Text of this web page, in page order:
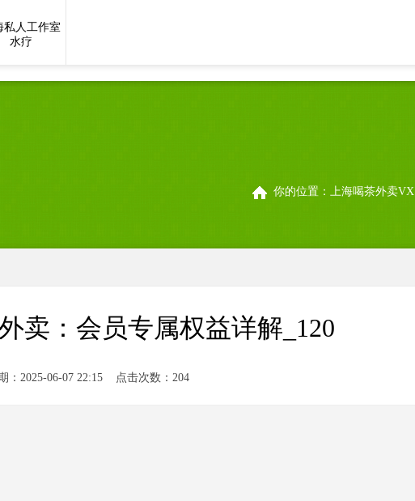
私人工作室
水疗
你的位置： 上海喝茶外卖VX
卖：会员专属权益详解_120
：2025-06-07 22:15 点击次数：204